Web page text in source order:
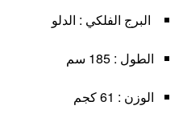
البرج الفلكي : الدلو
الطول : 185 سم
الوزن : 61 كجم